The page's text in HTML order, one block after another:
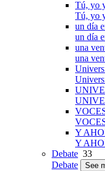
Tú, yo
Tú, yo
un día
un día
una
una
Y
Y
Debate 33
Debate
See